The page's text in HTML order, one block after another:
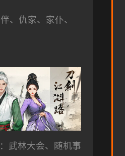
、仇家、家仆、
武林大会、随机事